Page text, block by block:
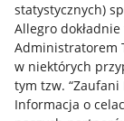
statystycznych)
Allegro
Administratorem
w niektórych
tym tzw. “Zaufani
Informacja o
Przydatne